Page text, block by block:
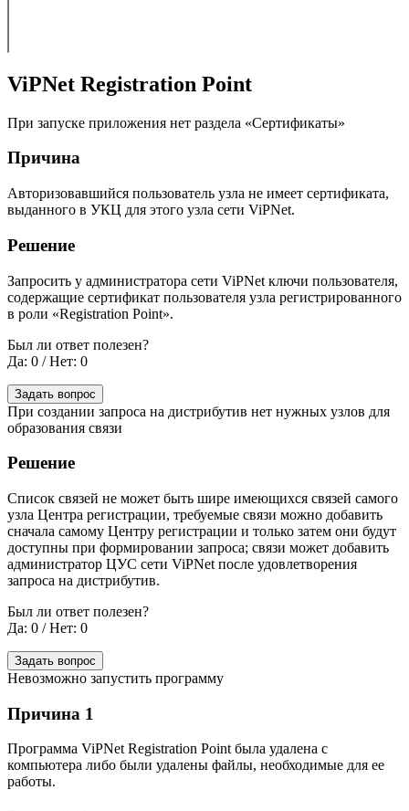
ViPNet Registration Point
При запуске приложения нет раздела «Сертификаты»
Причина
Авторизовавшийся пользователь узла не имеет сертификата,
выданного в УКЦ для этого узла сети ViPNet.
Решение
Запросить у администратора сети ViPNet ключи пользователя,
содержащие сертификат пользователя узла регистрированного
в роли «Registration Point».
Был ли ответ полезен?
Да: 0 / Нет: 0
Задать вопрос
При создании запроса на дистрибутив нет нужных узлов для
образования связи
Решение
Список связей не может быть шире имеющихся связей самого
узла Центра регистрации, требуемые связи можно добавить
сначала самому Центру регистрации и только затем они будут
доступны при формировании запроса; связи может добавить
администратор ЦУС сети ViPNet после удовлетворения
запроса на дистрибутив.
Был ли ответ полезен?
Да: 0 / Нет: 0
Задать вопрос
Невозможно запустить программу
Причина 1
Программа ViPNet Registration Point была удалена с
компьютера либо были удалены файлы, необходимые для ее
работы.